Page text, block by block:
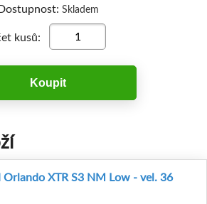
Skladem
kusů:
Koupit
Orlando XTR S3 NM Low - vel. 36